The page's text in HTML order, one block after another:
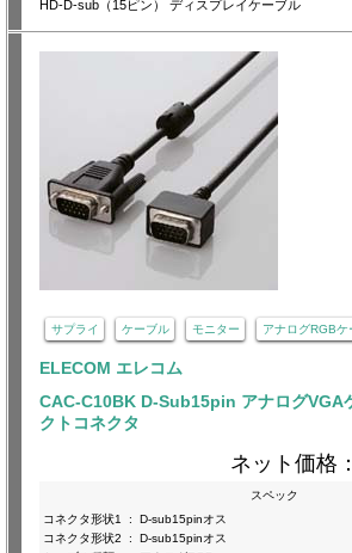
HD-D-sub（15ピン） ディスプレイケーブル
サプライ ケーブル モニター アナログRGBケ
ELECOM エレコム
CAC-C10BK D-Sub15pin アナログVGA
クトコネクタ
ネット価格：
スペック
コネクタ形状1
:
D-sub15pinオス
コネクタ形状2
:
D-sub15pinオス